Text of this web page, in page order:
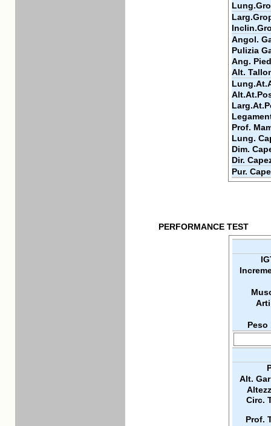
Angol.
Pulizia
Ang.
Alt.
Prof.
Lung.
Dim.
Dir.
Pur.
PERFORMANCE TEST
Peso
Alt.
Circ.
Prof.